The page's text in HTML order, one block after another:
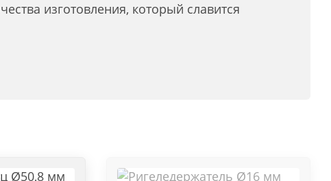
изготовления, который славится